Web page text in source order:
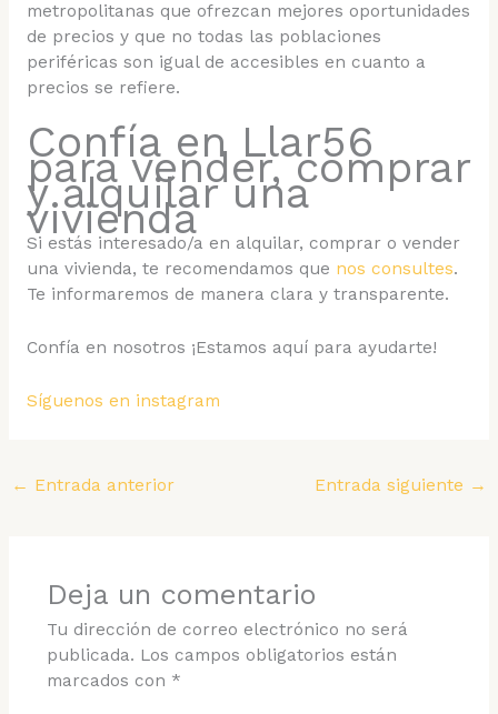
metropolitanas que ofrezcan mejores oportunidades
de precios y que no todas las poblaciones
periféricas son igual de accesibles en cuanto a
precios se refiere.
Confía en Llar56
para vender, comprar
y alquilar una
vivienda
Si estás interesado/a en alquilar, comprar o vender
una vivienda, te recomendamos que nos consultes.
Te informaremos de manera clara y transparente.
Confía en nosotros ¡Estamos aquí para ayudarte!
Síguenos en instagram
← Entrada anterior Entrada siguiente →
Deja un comentario
Tu dirección de correo electrónico no será
publicada. Los campos obligatorios están
marcados con *